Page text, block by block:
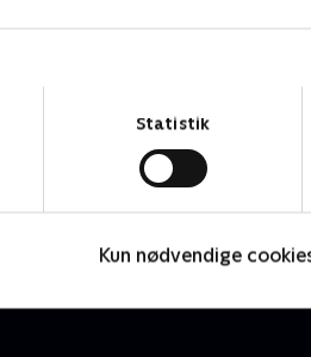
Statistik
Kun nødvendige